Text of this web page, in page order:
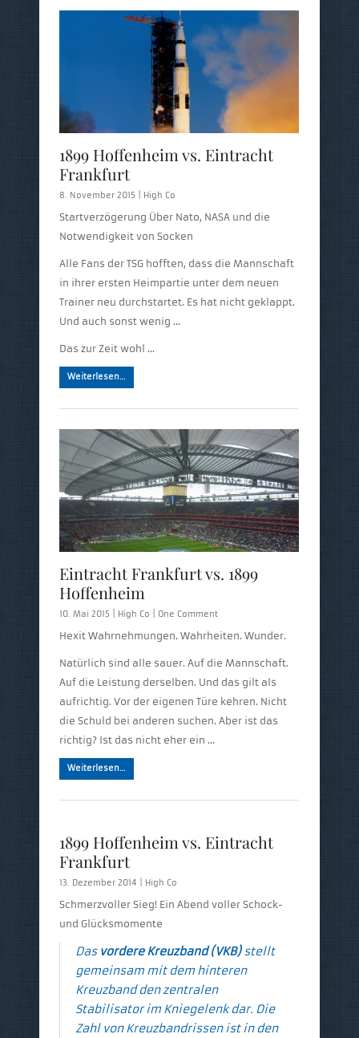
1899 Hoffenheim vs. Eintracht
Frankfurt
8. November 2015 | High Co
Startverzögerung Über Nato, NASA und die
Notwendigkeit von Socken
Alle Fans der TSG hofften, dass die Mannschaft
in ihrer ersten Heimpartie unter dem neuen
Trainer neu durchstartet. Es hat nicht geklappt.
Und auch sonst wenig …
Das zur Zeit wohl …
Weiterlesen…
Eintracht Frankfurt vs. 1899
Hoffenheim
10. Mai 2015 | High Co One Comment
Hexit Wahrnehmungen. Wahrheiten. Wunder.
Natürlich sind alle sauer. Auf die Mannschaft.
Auf die Leistung derselben. Und das gilt als
aufrichtig. Vor der eigenen Türe kehren. Nicht
die Schuld bei anderen suchen. Aber ist das
richtig? Ist das nicht eher ein …
Weiterlesen…
1899 Hoffenheim vs. Eintracht
Frankfurt
13. Dezember 2014 | High Co
Schmerzvoller Sieg! Ein Abend voller Schock-
und Glücksmomente
Das vordere Kreuzband (VKB)stellt
gemeinsam mit dem hinteren
Kreuzband den zentralen
Stabilisator im Kniegelenk dar. Die
Zahl von Kreuzbandrissen ist in den